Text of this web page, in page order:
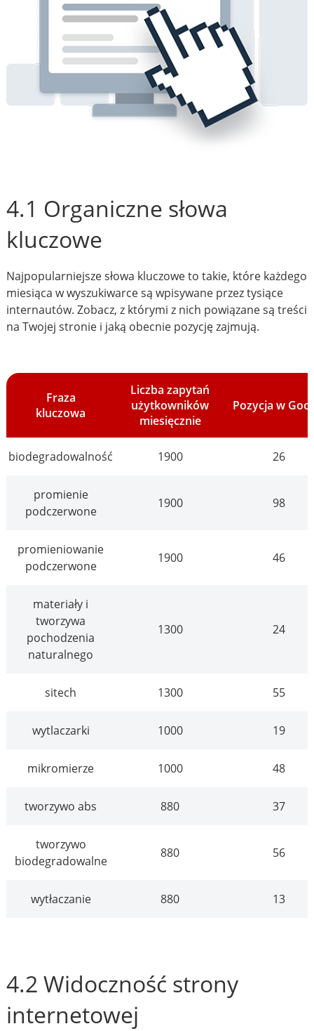
4.1 Organiczne słowa
kluczowe
Najpopularniejsze słowa kluczowe to takie, które każdego
miesiąca w wyszukiwarce są wpisywane przez tysiące
internautów. Zobacz, z którymi z nich powiązane są treści
na Twojej stronie i jaką obecnie pozycję zajmują.
Fraza
kluczowa
Liczba zapytań
użytkowników
miesięcznie
Pozycja w
biodegradowalność 1900 26
promienie
podczerwone
1900 98
promieniowanie
podczerwone
1900 46
materiały i
tworzywa
pochodzenia
naturalnego
1300 24
sitech 1300 55
wytlaczarki 1000 19
mikromierze 1000 48
tworzywo abs 880 37
tworzywo
biodegradowalne
880 56
wytłaczanie 880 13
4.2 Widoczność strony
internetowej